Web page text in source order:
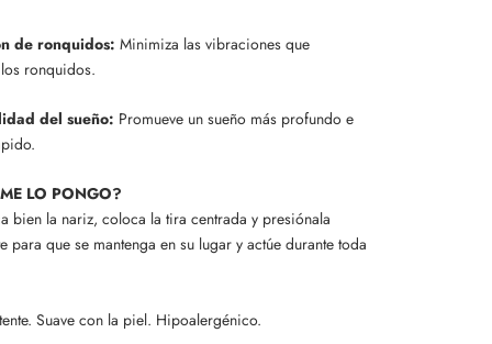
de ronquidos: Minimiza las vibraciones que
ronquidos.
del sueño: Promueve un sueño más profundo e
LO PONGO?
bien la nariz, coloca la tira centrada y presiónala
para que se mantenga en su lugar y actúe durante toda
Suave con la piel. Hipoalergénico.